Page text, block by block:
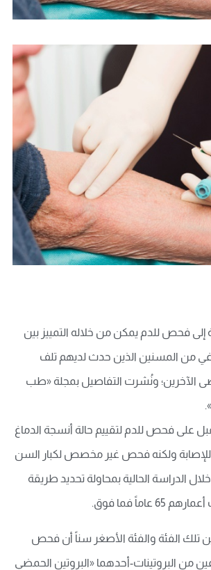
فحص للدم يمكن من خلاله التمييز بين
من المسنين الذين حدث لديهم تلف
الآخرين؛ ونُشرت التفاصيل بمجلة «طب
على فحص للدم لتقييم حالة أنسجة الدماغ
ولكنه فحص غير مخصص لكبار السن
الدراسة الحالية بمحاولة تحديد طريقة
عاماً فما فوق.
تلك الفئة والفئة الأصغر سناً أن فحص
من البروتينات-أحدهما «البروتين الحمضي